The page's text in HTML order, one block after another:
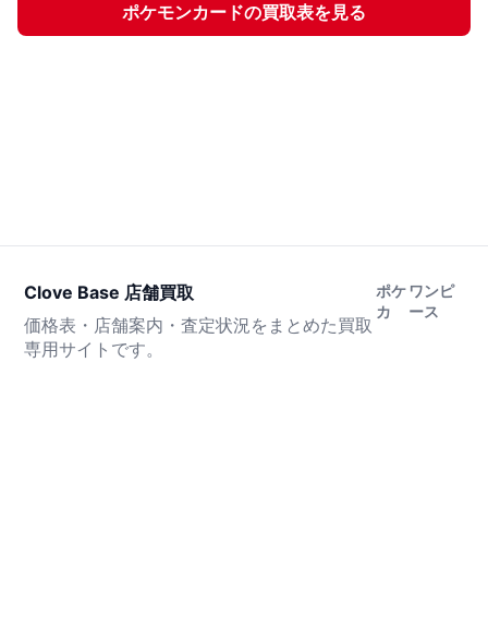
ポケモンカードの買取表を見る
Clove Base 店舗買取
価格表・店舗案内・査定状況をまとめた買取
専用サイトです。
ポケ
カ
ワンピ
ース